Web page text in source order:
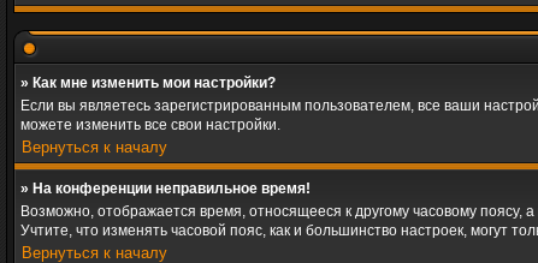
» Как мне изменить мои настройки?
Если вы являетесь зарегистрированным пользователем, все ваши
можете изменить все свои настройки.
Вернуться к началу
» На конференции неправильное время!
Возможно, отображается время, относящееся к другому часовому поясу,
Учтите, что изменять часовой пояс, как и большинство настроек, могут
Вернуться к началу